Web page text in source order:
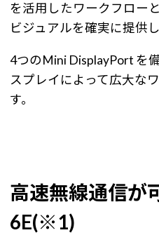
を活用したワークフロー
ビジュアルを確実に提供し
4つのMini DisplayPort を
スプレイによって広大な
す。
高速無線通信が
6E(※1)